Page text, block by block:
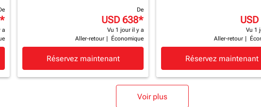
*
a
De
USD 638*
Vu 1 jour il y a
Aller-retour
Économique
Réservez maintenant
Vu 1
Aller-retour
Réservez maintenant
Voir plus